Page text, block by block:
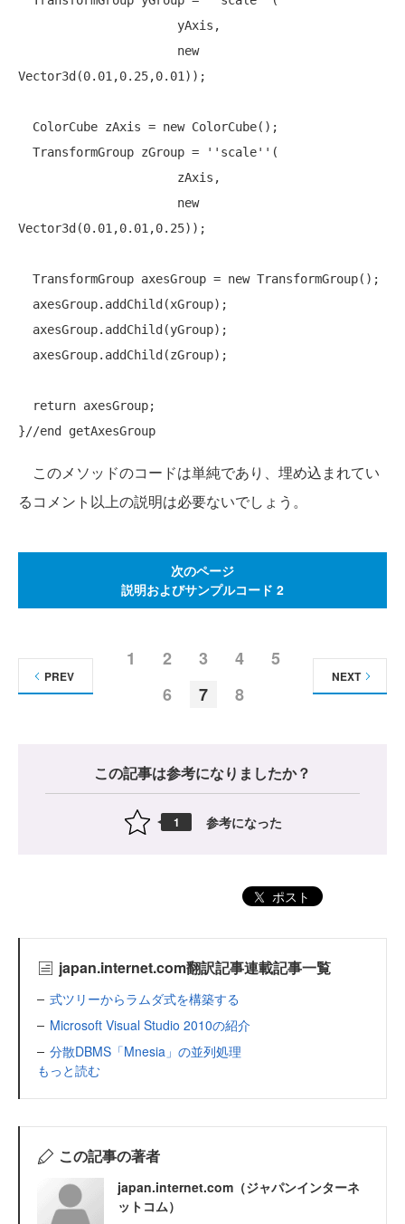
new
Vector3d(0.01,0.25,0.01));
  ColorCube zAxis =
new ColorCube();
  TransformGroup zGroup =
'' scale'' (
new
Vector3d(0.01,0.01,0.25));
  TransformGroup axesGroup =
new TransformGroup();
return axesGroup;
}//end getAxesGroup
このメソッドのコードは単純であり、埋め込まれてい
るコメント以上の説明は必要ないでしょう。
次のページ
説明およびサンプルコード 2
1 2 3 4
5
6
7 8
PREV NEXT
この記事は参考になりましたか？
1 参考になった
ポスト
japan.internet.com翻訳記事連載記事一覧
式ツリーからラムダ式を構築する
Microsoft Visual Studio 2010の紹介
分散DBMS「Mnesia」の並列処理
もっと読む
この記事の著者
japan.internet.com（ジャパンインターネ
ットコム）